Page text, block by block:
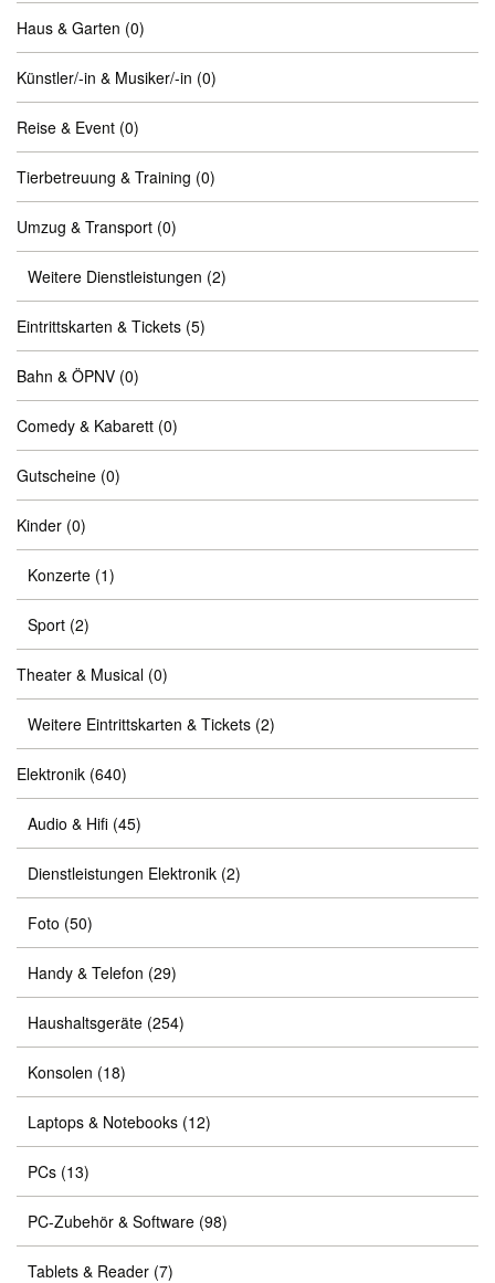
Haus & Garten (0)
Künstler/-in & Musiker/-in (0)
Reise & Event (0)
Tierbetreuung & Training (0)
Umzug & Transport (0)
Weitere Dienstleistungen (2)
Eintrittskarten & Tickets (5)
Bahn & ÖPNV (0)
Comedy & Kabarett (0)
Gutscheine (0)
Kinder (0)
Konzerte (1)
Sport (2)
Theater & Musical (0)
Weitere Eintrittskarten & Tickets (2)
Elektronik (640)
Audio & Hifi (45)
Dienstleistungen Elektronik (2)
Foto (50)
Handy & Telefon (29)
Haushaltsgeräte (254)
Konsolen (18)
Laptops & Notebooks (12)
PCs (13)
PC-Zubehör & Software (98)
Tablets & Reader (7)